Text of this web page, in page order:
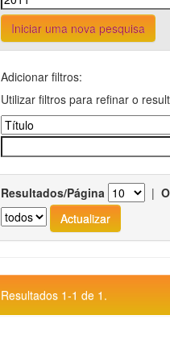
Iniciar uma nova pesquisa
Adicionar filtros:
Utilizar filtros para refinar o
Resultados/Página |
Resultados 1-1 de 1.